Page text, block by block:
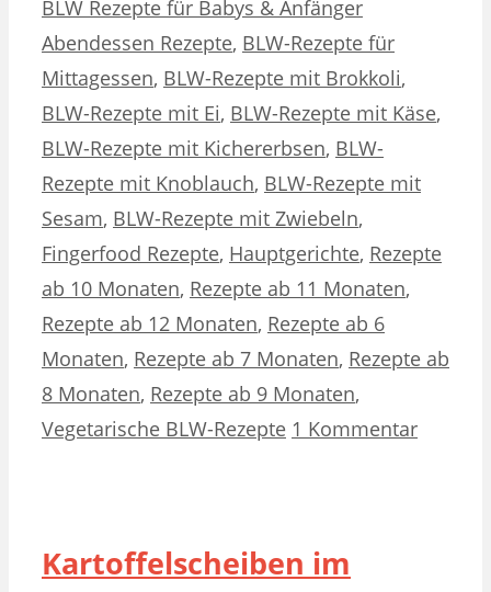
Kategorien
BLW Rezepte für Babys & AnfängerSchlagwörter
Abendessen Rezepte, BLW-Rezepte für
Mittagessen, BLW-Rezepte mit Brokkoli,
BLW-Rezepte mit Ei, BLW-Rezepte mit Käse,
BLW-Rezepte mit Kichererbsen, BLW-
Rezepte mit Knoblauch, BLW-Rezepte mit
Sesam, BLW-Rezepte mit Zwiebeln,
Fingerfood Rezepte, Hauptgerichte, Rezepte
ab 10 Monaten, Rezepte ab 11 Monaten,
Rezepte ab 12 Monaten, Rezepte ab 6
Monaten, Rezepte ab 7 Monaten, Rezepte ab
8 Monaten, Rezepte ab 9 Monaten,
Vegetarische BLW-Rezepte 1 Kommentar
Kartoffelscheiben im